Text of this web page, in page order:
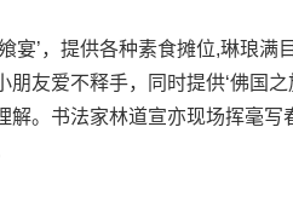
’，提供各种素食摊位,琳琅满
友爱不释手，同时提供‘佛国之
解。书法家林道宣亦现场挥毫